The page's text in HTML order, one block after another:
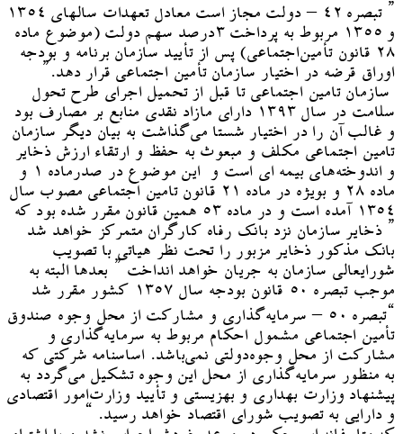
” ‌تبصره ۴۲ – دولت مجاز است معادل تعهدات سالهای ۱۳۵۴
و ۱۳۵۵ مربوط به پرداخت ۳درصد سهم دولت (‌موضوع ماده
۲۸ قانون تأمین‌اجتماعی) پس از تأیید سازمان برنامه و بودجه
اوراق قرضه در اختیار سازمان تأمین اجتماعی قرار دهد.”
سازمان تامین اجتماعی تا قبل از تحمیل اجرای طرح تحول
سلامت در سال ۱۳۹۳ دارای مازاد نقدی منابع بر مصارف بود
و غالب آن را در اختیار شستا می‌گذاشت به بیان دیگر سازمان
تامین اجتماعی مکلف و مبعوث به حفظ و ارتقاء ارزش ذخایر
و اندوخته‌های بیمه ای است و این موضوع در صدرماده ۱ و
ماده ۲۸ و بویژه در ماده ۲۱ قانون تامین اجتماعی مصوب سال
۱۳۵۴ آمده است و در ماده ۵۳ همین قانون مقرر شده بود که
” ذخایر سازمان نزد بانک رفاه کارگران متمرکز خواهد شد
بانک مذکور ذخایر مزبور را تحت نظر هیاتی با تصویب
شورایعالی سازمان به جریان خواهد انداخت ” بعدها البته به
موجب تبصره ۵۰ قانون بودجه سال ۱۳۵۷ کشور مقرر شد
“‌تبصره ۵۰ – سرمایه‌گذاری و مشارکت از محل وجوه صندوق
تأمین اجتماعی مشمول احکام مربوط به سرمایه‌گذاری و
مشارکت از محل وجوه‌دولتی نمی‌باشد. اساسنامه شرکتی که
به منظور سرمایه‌گذاری از محل این وجوه تشکیل می‌گردد به
پیشنهاد وزارت بهداری و بهزیستی و تأیید وزارت‌امور اقتصادی
و دارایی به تصویب شورای اقتصاد خواهد رسید. “